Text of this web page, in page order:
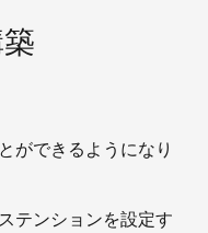
ができるようになり
テンションを設定す